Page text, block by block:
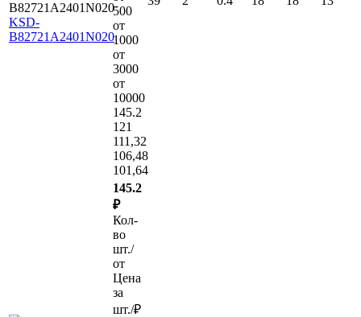
KSD-
B82721A2401N020
500
от
1000
от
3000
от
10000
145.2
121
111,32
106,48
101,64
145.2
₽
Кол-
во
шт./
от
Цена
за
шт./₽